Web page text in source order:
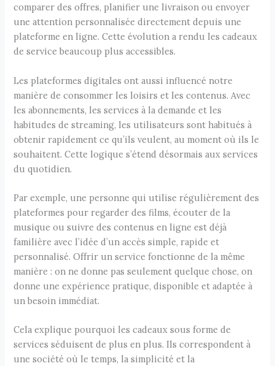
comparer des offres, planifier une livraison ou envoyer
une attention personnalisée directement depuis une
plateforme en ligne. Cette évolution a rendu les cadeaux
de service beaucoup plus accessibles.
Les plateformes digitales ont aussi influencé notre
manière de consommer les loisirs et les contenus. Avec
les abonnements, les services à la demande et les
habitudes de streaming, les utilisateurs sont habitués à
obtenir rapidement ce qu’ils veulent, au moment où ils le
souhaitent. Cette logique s’étend désormais aux services
du quotidien.
Par exemple, une personne qui utilise régulièrement des
plateformes pour regarder des films, écouter de la
musique ou suivre des contenus en ligne est déjà
familière avec l’idée d’un accès simple, rapide et
personnalisé. Offrir un service fonctionne de la même
manière : on ne donne pas seulement quelque chose, on
donne une expérience pratique, disponible et adaptée à
un besoin immédiat.
Cela explique pourquoi les cadeaux sous forme de
services séduisent de plus en plus. Ils correspondent à
une société où le temps, la simplicité et la